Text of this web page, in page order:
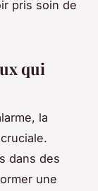
pris soin de
qui
la
dans des
une